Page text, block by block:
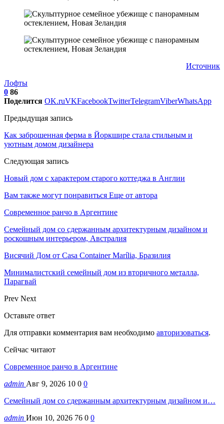
Источник
Лофты
0 86
Поделится OK.ruVKFacebookTwitterTelegramViberWhatsApp
Предыдущая запись
Как заброшенная ферма в Йоркшире стала стильным и
уютным домом дизайнера
Следующая запись
Новый дом с характером старого коттеджа в Англии
Вам также могут понравиться Еще от автора
Современное ранчо в Аргентине
Семейный дом со сдержанным архитектурным дизайном и
роскошным интерьером, Австралия
Висячий Дом от Casa Container Marília, Бразилия
Минималистский семейный дом из вторичного металла,
Парагвай
Prev Next
Оставьте ответ
Для отправки комментария вам необходимо авторизоваться.
Сейчас читают
Современное ранчо в Аргентине
admin Авг 9, 2026 10 0 0
Семейный дом со сдержанным архитектурным дизайном и…
admin Июн 10, 2026 76 0 0